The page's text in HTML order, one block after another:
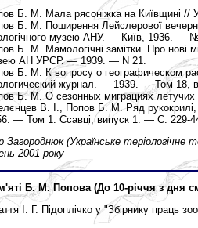
Б. М. Мала рясоніжка на Київщині //
Б. М. Поширення Лейслерової
музею АНУ. — Київ, 1936. —
Б. М. Мамологічні замітки. Про нові
АН УРСР. — 1939. — N 21.
Б. М. К вопросу о географическом
журнал. — 1939. — Том 18,
Б. М. О сезонных миграциях
В. I., Попов Б. М. Ряд
— Том 1: Ссавці, випуск 1. — С. 229-
Загороднюк (Українське теріологічне
2001 року
Б. М. Попова (До 10-річчя з дня
І. Г. Підоплічко у "Збірнику праць